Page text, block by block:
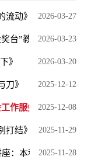
流动》 2026-03-27
台”教师育人能力...
2026-03-23
》 2026-03-20
刀》 2025-12-12
作服务技能竞赛中...
2025-12-08
打结》 2025-11-29
：本科毕业论文写...
2025-11-28